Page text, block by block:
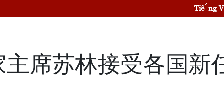
Tiếng
席苏林接受各国新